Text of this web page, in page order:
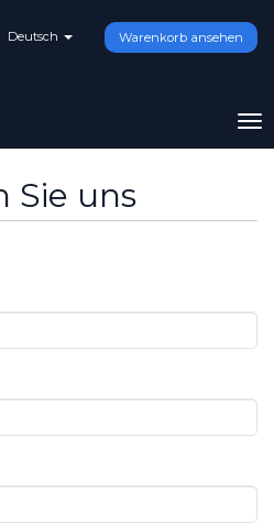
Deutsch Warenkorb ansehen
Sie uns